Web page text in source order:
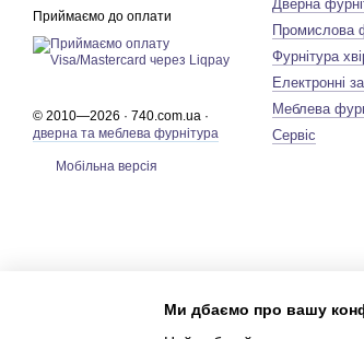
Приймаємо до оплати
© 2010—2026 · 740.com.ua ·
дверна та меблева фурнітура
Мобільна версія
Дверна
Промислова
Фурнітура
Електронні
Меблева
Сервіс
Ми дбаємо про вашу